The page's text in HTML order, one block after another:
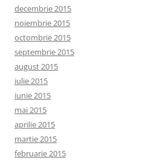
decembrie 2015
noiembrie 2015
octombrie 2015
septembrie 2015
august 2015
iulie 2015
iunie 2015
mai 2015
aprilie 2015
martie 2015
februarie 2015